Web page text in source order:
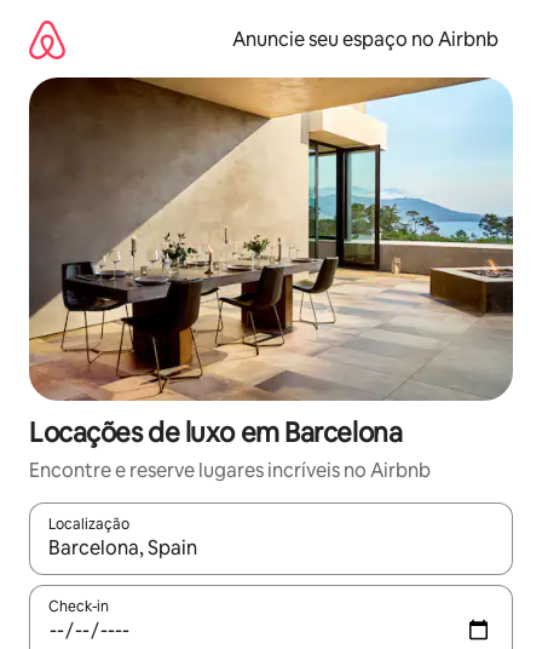
para
conteúdo
Anuncie seu espaço no Airbnb
Locações de luxo em Barcelona
Encontre e reserve lugares incríveis no Airbnb
Localização
Quando os resultados estiverem disponíveis, explore-os
Check-in